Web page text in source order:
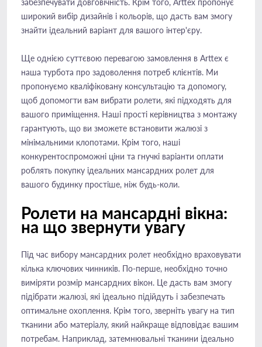
забезпечувати довговічність. Крім того, Arttex пропонує
широкий вибір дизайнів і кольорів, що дасть вам змогу
знайти ідеальний варіант для вашого інтер'єру.
Ще однією суттєвою перевагою замовлення в Arttex є
наша турбота про задоволення потреб клієнтів. Ми
пропонуємо кваліфіковану консультацію та допомогу,
щоб допомогти вам вибрати ролети, які підходять для
вашого приміщення. Наші прості керівництва з монтажу
гарантують, що ви зможете встановити жалюзі з
мінімальними клопотами. Крім того, наші
конкурентоспроможні ціни та гнучкі варіанти оплати
роблять покупку ідеальних мансардних ролет для
вашого будинку простіше, ніж будь-коли.
Ролети на мансардні вікна:
на що звернути увагу
Під час вибору мансардних ролет необхідно враховувати
кілька ключових чинників. По-перше, необхідно точно
виміряти розмір мансардних вікон. Це дасть вам змогу
підібрати жалюзі, які ідеально підійдуть і забезпечать
оптимальне охоплення. Крім того, зверніть увагу на тип
тканини або матеріалу, який найкраще відповідає вашим
потребам. Наприклад, затемнювальні тканини ідеально